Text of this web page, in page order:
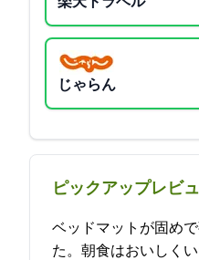
じゃらん
ピックアップレビ
ベッドマットが固め
た。朝食はおいしくいただき